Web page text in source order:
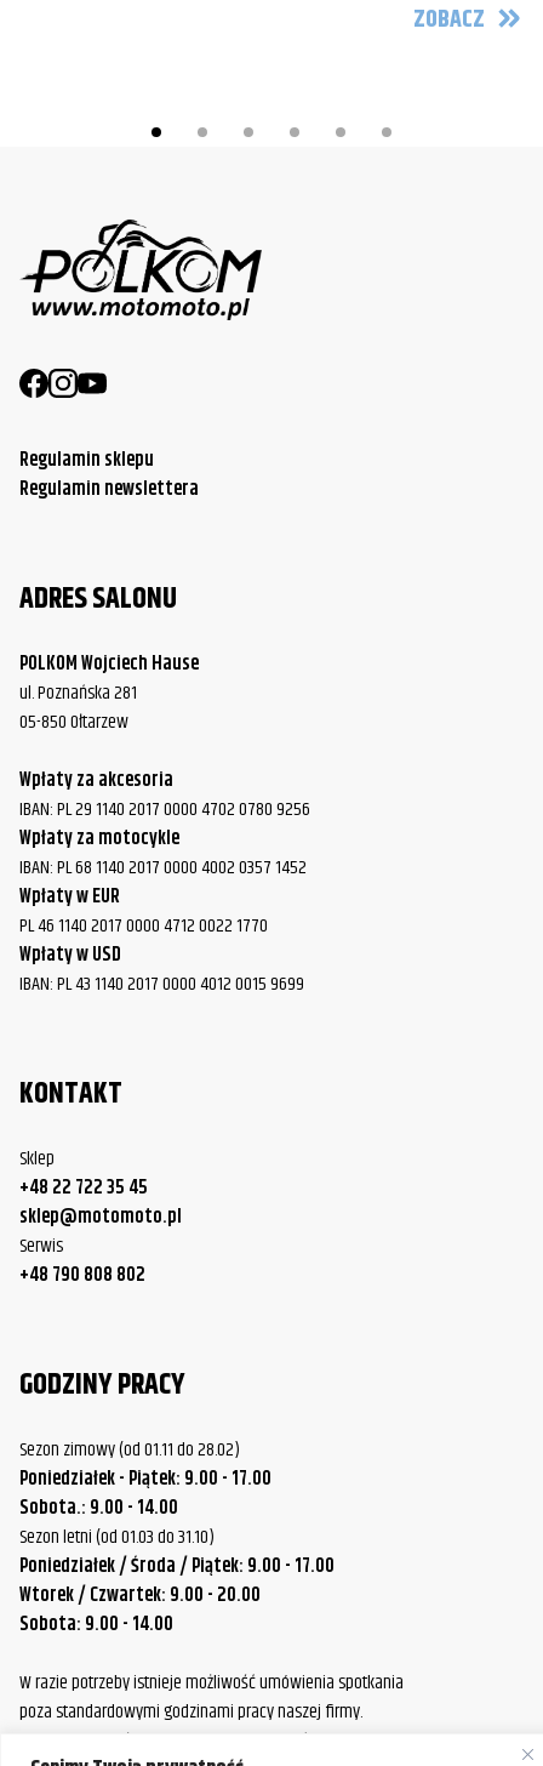
ZOBACZ
Regulamin sklepu
Regulamin newslettera
ADRES SALONU
POLKOM Wojciech Hause
ul. Poznańska 281
05-850 Ołtarzew
Wpłaty za akcesoria
IBAN: PL 29 1140 2017 0000 4702 0780 9256
Wpłaty za motocykle
IBAN: PL 68 1140 2017 0000 4002 0357 1452
Wpłaty w EUR
PL 46 1140 2017 0000 4712 0022 1770
Wpłaty w USD
IBAN: PL 43 1140 2017 0000 4012 0015 9699
KONTAKT
Sklep
+48 22 722 35 45
sklep@motomoto.pl
Serwis
+48 790 808 802
GODZINY PRACY
Sezon zimowy (od 01.11 do 28.02)
Poniedziałek - Piątek: 9.00 - 17.00
Sobota.: 9.00 - 14.00
Sezon letni (od 01.03 do 31.10)
Poniedziałek / Środa / Piątek: 9.00 - 17.00
Wtorek / Czwartek: 9.00 - 20.00
Sobota: 9.00 - 14.00
W razie potrzeby istnieje możliwość umówienia spotkania
poza standardowymi godzinami pracy naszej firmy.
Prosimy o wcześniejszy kontakt, aby ustalić dogodny termin.